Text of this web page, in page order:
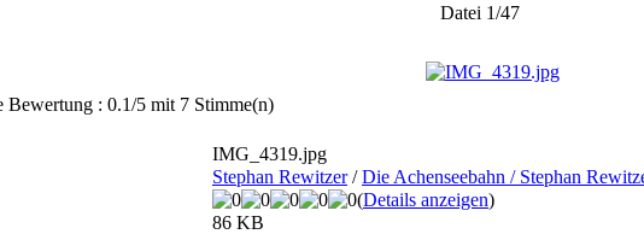
Datei 1/47
Bewertung : 0.1/5 mit 7 Stimme(n)
IMG_4319.jpg
Stephan Rewitzer/Die Achenseebahn / Stephan
(Details anzeigen)
86 KB